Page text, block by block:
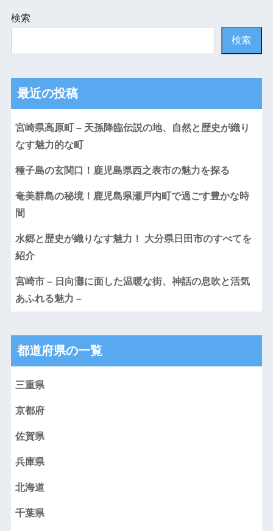
検索
検索
最近の投稿
宮崎県高原町 – 天孫降臨伝説の地、自然と歴史が織り
なす魅力的な町
種子島の玄関口！鹿児島県西之表市の魅力を探る
奄美群島の秘境！鹿児島県瀬戸内町で過ごす豊かな時
間
水郷と歴史が織りなす魅力！ 大分県日田市のすべてを
紹介
宮崎市 – 日向灘に面した温暖な街、神話の息吹と活気
あふれる魅力 –
都道府県の一覧
三重県
京都府
佐賀県
兵庫県
北海道
千葉県